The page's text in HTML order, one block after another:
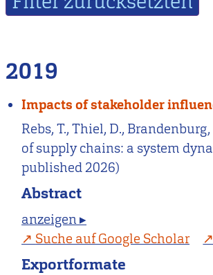
2019
Impacts of stakeholder
Rebs, T., Thiel, D.,
of supply chains: a system
published 2026)
Abstract
anzeigen ▸
Suche auf Google Scholar
Exportformate